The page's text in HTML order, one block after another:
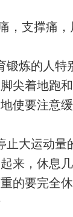
，支撑痛，
锻炼的人特
尖着地跑
使要注意
止大运动量
来，休息
的要完全